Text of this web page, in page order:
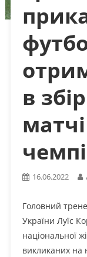
в
16.06.2022
Головний
України Луїс
національної
викликаних на